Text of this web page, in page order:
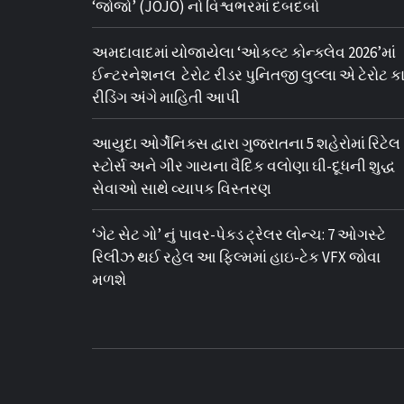
‘જોજો’ (JOJO) નો વિશ્વભરમાં દબદબો
અમદાવાદમાં યોજાયેલા ‘ઓકલ્ટ કોન્ક્લેવ 2026’માં
ઈન્ટરનેશનલ ટેરોટ રીડર પુનિતજી લુલ્લા એ ટેરોટ
રીડિંગ અંગે માહિતી આપી
આયુદા ઓર્ગેનિક્સ દ્વારા ગુજરાતના 5 શહેરોમાં રિટેલ
સ્ટોર્સ અને ગીર ગાયના વૈદિક વલોણા ઘી-દૂધની શુદ્ધ
સેવાઓ સાથે વ્યાપક વિસ્તરણ
‘ગેટ સેટ ગો’ નું પાવર-પેક્ડ ટ્રેલર લોન્ચ: 7 ઓગસ્ટે
રિલીઝ થઈ રહેલ આ ફિલ્મમાં હાઇ-ટેક VFX જોવા
મળશે